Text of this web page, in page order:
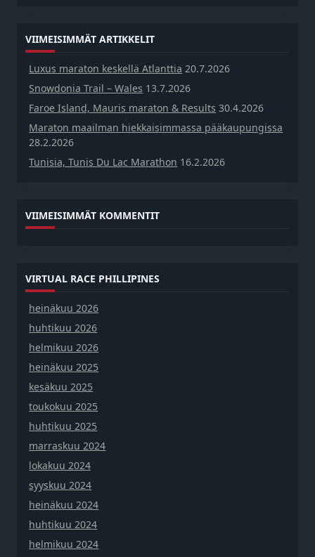
VIIMEISIMMÄT ARTIKKELIT
Luxus maraton keskellä Atlanttia 20.7.2026
Snowdonia Trail – Wales 13.7.2026
Faroe Island, Mauris maraton & Results 30.4.2026
Maraton maailman hiekkaisimmassa pääkaupungissa
28.2.2026
Tunisia, Tunis Du Lac Marathon 16.2.2026
VIIMEISIMMÄT KOMMENTIT
VIRTUAL RACE PHILLIPINES
heinäkuu 2026
huhtikuu 2026
helmikuu 2026
heinäkuu 2025
kesäkuu 2025
toukokuu 2025
huhtikuu 2025
marraskuu 2024
lokakuu 2024
syyskuu 2024
heinäkuu 2024
huhtikuu 2024
helmikuu 2024